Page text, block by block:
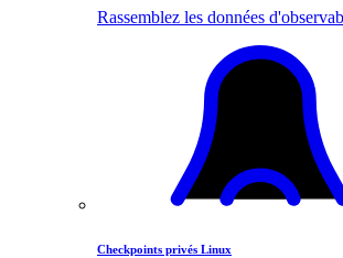
Rassemblez les données
Checkpoints privés Linux